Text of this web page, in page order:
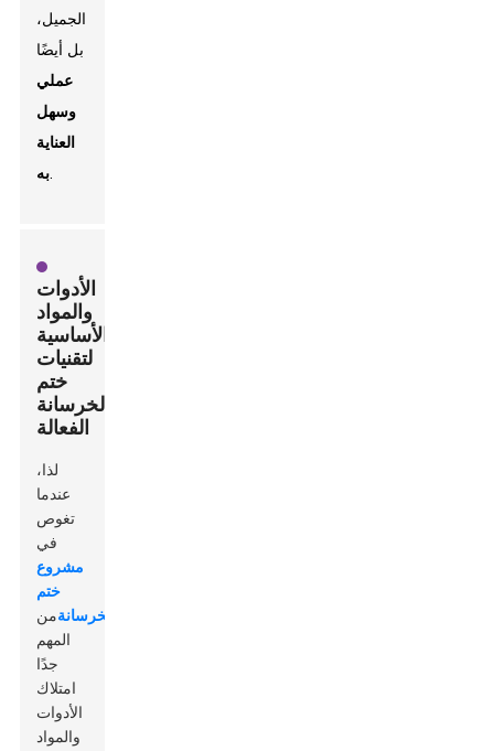
الجميل،
بل أيضًا
عملي
وسهل
العناية
به.
الأدوات
والمواد
الأساسية
لتقنيات
ختم
الخرسانة
الفعالة
لذا،
عندما
تغوص
في
مشروع
ختم
الخرسانةمن
المهم
جدًا
امتلاك
الأدوات
والمواد